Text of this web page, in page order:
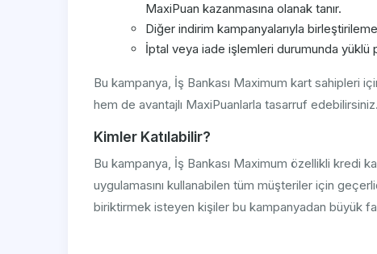
MaxiPuan kazanmasına olanak tanır.
Diğer indirim kampanyalarıyla
İptal veya iade işlemleri durumunda yüklü
Bu kampanya, İş Bankası Maximum kart sahipleri
hem de avantajlı MaxiPuanlarla tasarruf
Kimler Katılabilir?
Bu kampanya, İş Bankası Maximum özellikli kredi
uygulamasını kullanabilen tüm müşteriler için
biriktirmek isteyen kişiler bu kampanyadan büyük